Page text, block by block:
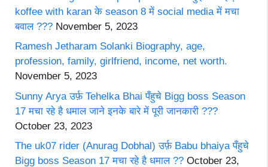
koffee with karan के season 8 में social media में मचा
बवाल ??? November 5, 2023
Ramesh Jetharam Solanki Biography, age,
profession, family, girlfriend, income, net worth.
November 5, 2023
Sunny Arya उर्फ़ Tehelka Bhai पँहुचे Bigg boss Season
17 मचा रहे है धमाल जाने इनके बारे में पूरी जानकारी ???
October 23, 2023
The uk07 rider (Anurag Dobhal) उर्फ़ Babu bhaiya पँहुचे
Bigg boss Season 17 मचा रहे है धमाल ?? October 23,